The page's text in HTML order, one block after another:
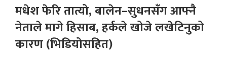
मधेश फेरि तात्यो, बालेन–सुधनसँग आफ्नै
नेताले मागे हिसाब, हर्कले खोजे लखेटिनुको
कारण (भिडियोसहित)